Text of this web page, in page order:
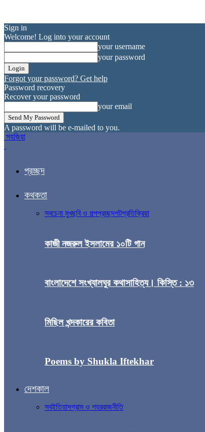
Sign in
Welcome! Log into your account
your username
your password
Forgot your password? Get help
Password recovery
Recover your password
your email
A password will be e-mailed to you.
সহজিয়া
প্রচ্ছদ
কথকতা
সবচেনা মুখছবি ও গল্পপ্রচ্ছদপটপ্রতিক্রিয়া
কাজী নজরুল ইসলামের ১০টি গান
বাংলাদেশে সংখ্যালঘুর কথাসাহিত্য। কিস্তি : ১৩
মিছিল খন্দকারের কবিতা
Poems by Shukla Iftekhar
দেশকাল
সবইতিহাসগ্রাম ও শহররাজনীতি